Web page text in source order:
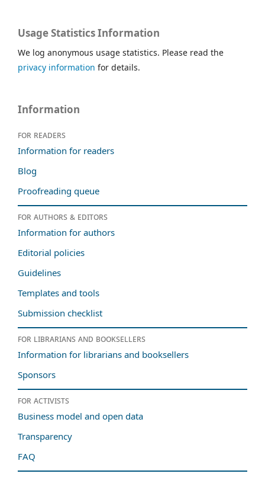
Usage Statistics Information
We log anonymous usage statistics. Please read the
privacy information for details.
Information
For readers
Information for readers
Blog
Proofreading queue
For authors & editors
Information for authors
Editorial policies
Guidelines
Templates and tools
Submission checklist
For librarians and booksellers
Information for librarians and booksellers
Sponsors
For activists
Business model and open data
Transparency
FAQ